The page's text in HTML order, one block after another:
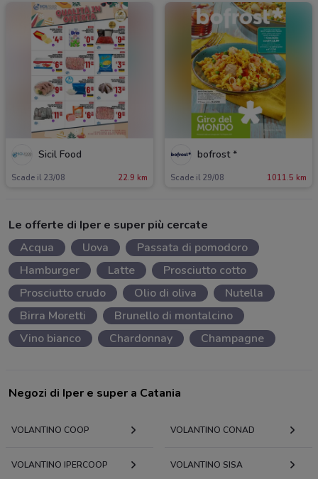
Sicil Food
Scade il 23/08 22.9 km
bofrost *
Scade il 29/08 1011.5 km
Le offerte di Iper e super più cercate
Acqua
Uova
Passata di pomodoro
Hamburger
Latte
Prosciutto cotto
Prosciutto crudo
Olio di oliva
Nutella
Birra Moretti
Brunello di montalcino
Vino bianco
Chardonnay Champagne
Negozi di Iper e super a Catania
VOLANTINO COOP VOLANTINO CONAD
VOLANTINO IPERCOOP VOLANTINO SISA